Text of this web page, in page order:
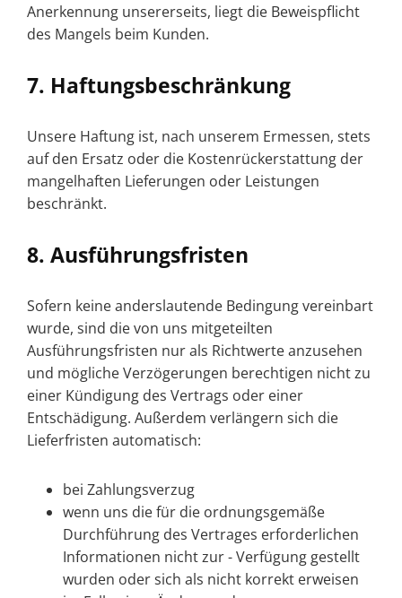
Unternehmen
Karriere
Leistungen
Anerkennung unsererseits, liegt die Beweispflicht
des Mangels beim Kunden.
7. Haftungsbeschränkung
Unsere Haftung ist, nach unserem Ermessen, stets
auf den Ersatz oder die Kostenrückerstattung der
mangelhaften Lieferungen oder Leistungen
beschränkt.
8. Ausführungsfristen
Sofern keine anderslautende Bedingung vereinbart
wurde, sind die von uns mitgeteilten
Ausführungsfristen nur als Richtwerte anzusehen
und mögliche Verzögerungen berechtigen nicht zu
einer Kündigung des Vertrags oder einer
Entschädigung. Außerdem verlängern sich die
Lieferfristen automatisch:
bei Zahlungsverzug
wenn uns die für die ordnungsgemäße
Durchführung des Vertrages erforderlichen
Informationen nicht zur - Verfügung gestellt
wurden oder sich als nicht korrekt erweisen